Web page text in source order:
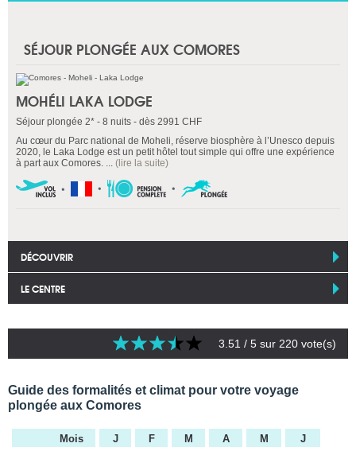
SÉJOUR PLONGÉE AUX COMORES
MOHÉLI LAKA LODGE
Séjour plongée 2* - 8 nuits - dès 2991 CHF
Au cœur du Parc national de Moheli, réserve biosphère à l’Unesco depuis
2020, le Laka Lodge est un petit hôtel tout simple qui offre une expérience
à part aux Comores. ... (lire la suite)
DÉCOUVRIR
LE CENTRE
3.51 / 5 sur 220 vote(s)
Guide des formalités et climat pour votre voyage
plongée aux Comores
Mois J F M A M
J